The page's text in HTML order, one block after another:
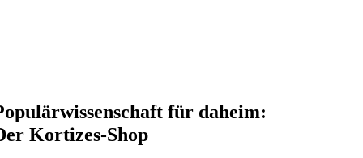
für daheim:
Kortizes-Shop